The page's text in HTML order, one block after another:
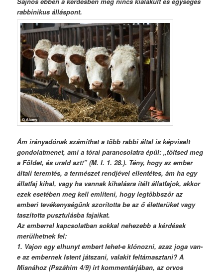
rabbinikus álláspont.
Ám irányadónak számíthat a több rabbi által is képviselt
gondolatmenet, ami a tórai parancsolatra épül: „töltsed meg
a Földet, és urald azt!” (M. I. 1. 28.). Tény, hogy az ember
általi teremtés, a természet rendjével ellentétes, ám ha egy
állatfaj kihal, vagy ha vannak kihalásra ítélt állatfajok, akkor
ezek esetében meg kell említeni, hogy legtöbbször az
emberi tevékenységünk szorította be az ő életterüket vagy
taszította pusztulásba fajaikat.
Az emberrel kapcsolatban sokkal nehezebb a kérdések
merülhetnek fel:
1. Vajon egy elhunyt embert lehet-e klónozni, azaz joga van-
e az embernek Istent játszani, valakit feltámasztani? A
Misnához (Pszáhim 4/9) írt kommentárjában, az orvos